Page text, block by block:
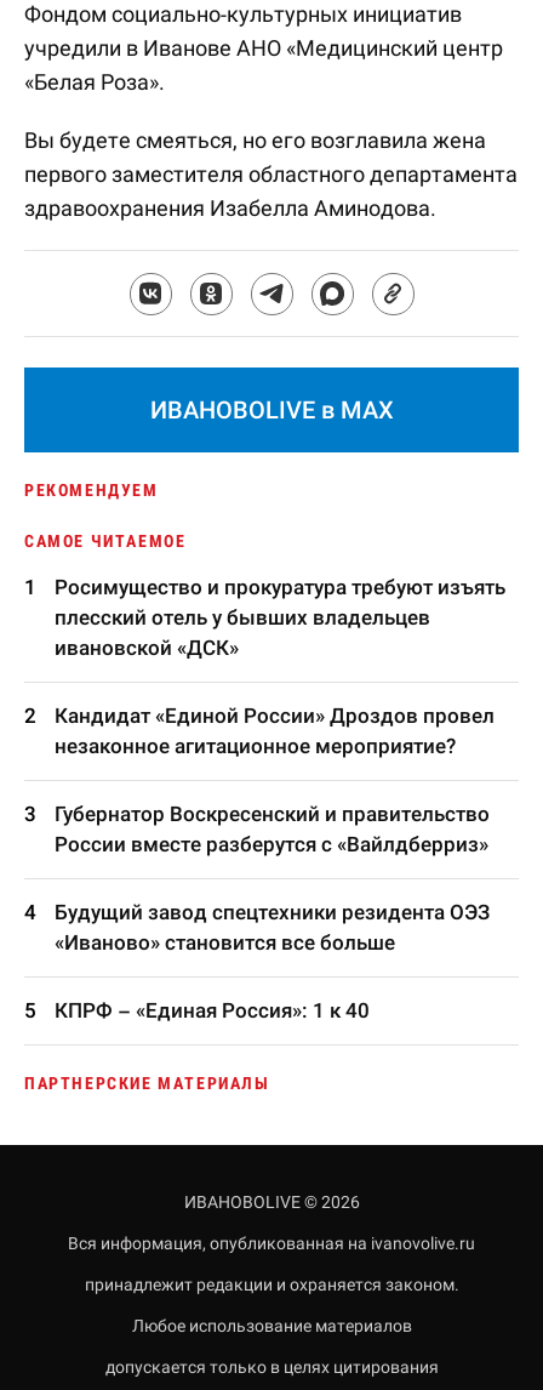
Фондом социально-культурных инициатив
учредили в Иванове АНО «Медицинский центр
«Белая Роза».
Вы будете смеяться, но его возглавила жена
первого заместителя областного департамента
здравоохранения Изабелла Аминодова.
ИВАНОВОLIVE в MAX
РЕКОМЕНДУЕМ
САМОЕ ЧИТАЕМОЕ
Росимущество и прокуратура требуют изъять
плесский отель у бывших владельцев
ивановской «ДСК»
Кандидат «Единой России» Дроздов провел
незаконное агитационное мероприятие?
Губернатор Воскресенский и правительство
России вместе разберутся с «Вайлдберриз»
Будущий завод спецтехники резидента ОЭЗ
«Иваново» становится все больше
КПРФ – «Единая Россия»: 1 к 40
ПАРТНЕРСКИЕ МАТЕРИАЛЫ
ИВАНОВОLIVE © 2026
Вся информация, опубликованная на ivanovolive.ru
принадлежит редакции и охраняется законом.
Любое использование материалов
допускается только в целях цитирования